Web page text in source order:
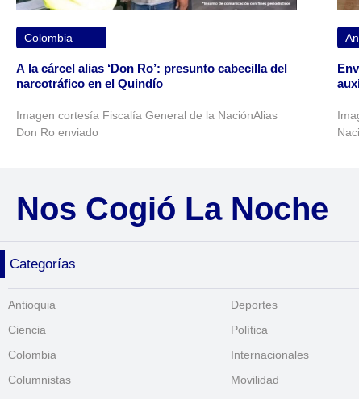
Colombia
A la cárcel alias ‘Don Ro’: presunto cabecilla del
narcotráfico en el Quindío
Imagen cortesía Fiscalía General de la NaciónAlias
Don Ro enviado
Nos Cogió La Noche
Categorías
Antioquia
Ciencia
Colombia
Columnistas
Deportes
Política
Internacionales
Movilidad